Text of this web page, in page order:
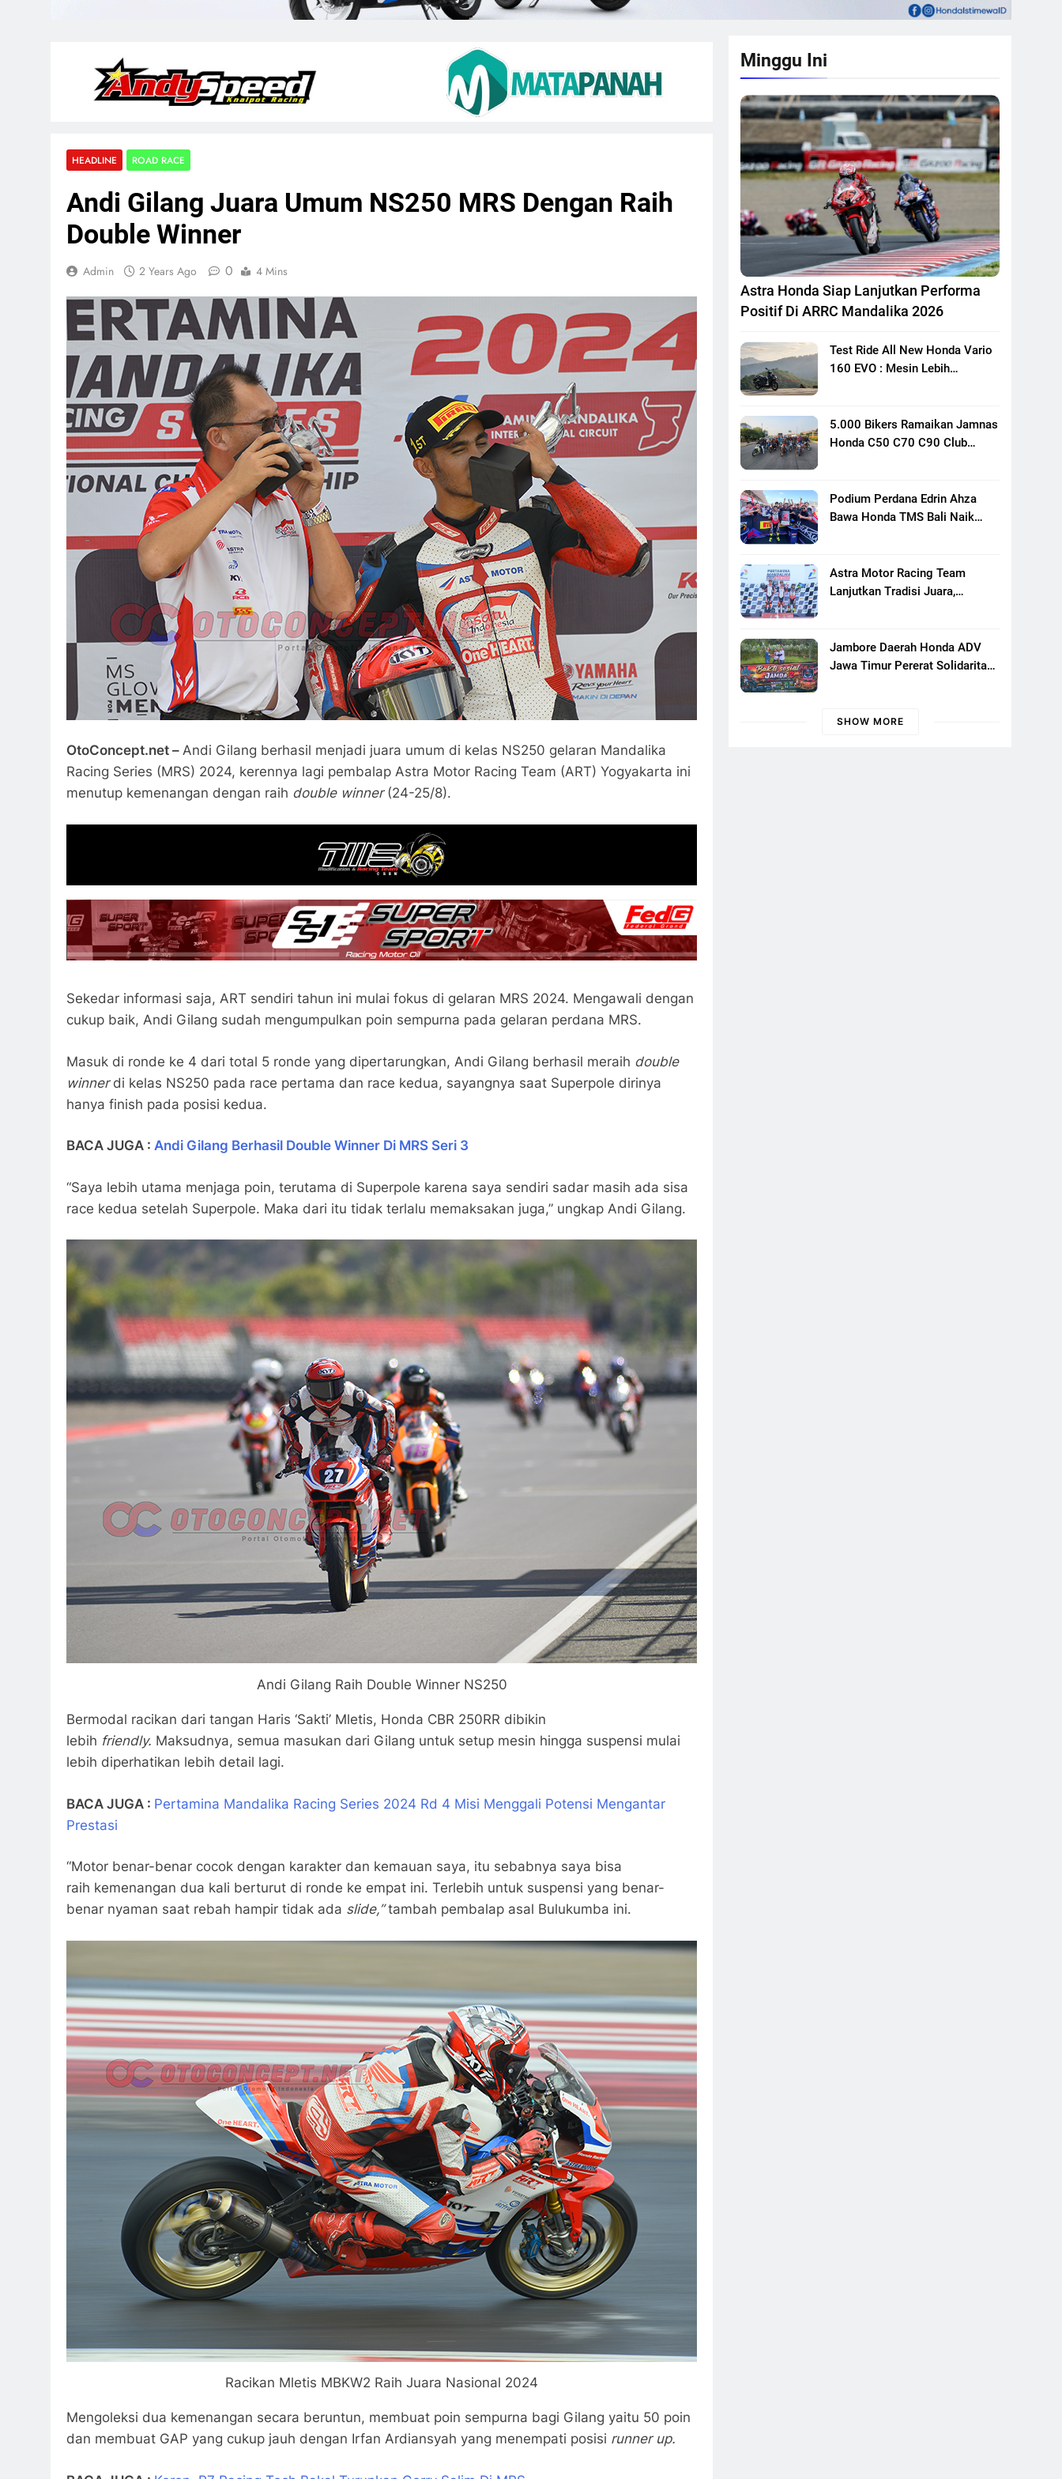
HEADLINE ROAD RACE
Andi Gilang Juara Umum NS250 MRS Dengan Raih
Double Winner
Admin 2 Years Ago 0 4 Mins
OtoConcept.net – Andi Gilang berhasil menjadi juara umum di kelas NS250 gelaran Mandalika
Racing Series (MRS) 2024, kerennya lagi pembalap Astra Motor Racing Team (ART) Yogyakarta ini
menutup kemenangan dengan raih double winner (24-25/8).
Sekedar informasi saja, ART sendiri tahun ini mulai fokus di gelaran MRS 2024. Mengawali dengan
cukup baik, Andi Gilang sudah mengumpulkan poin sempurna pada gelaran perdana MRS.
Masuk di ronde ke 4 dari total 5 ronde yang dipertarungkan, Andi Gilang berhasil meraih double
winnerdi kelas NS250 pada race pertama dan race kedua, sayangnya saat Superpole dirinya
hanya finish pada posisi kedua.
BACA JUGA : Andi Gilang Berhasil Double Winner Di MRS Seri 3
“Saya lebih utama menjaga poin, terutama di Superpole karena saya sendiri sadar masih ada sisa
race kedua setelah Superpole. Maka dari itu tidak terlalu memaksakan juga,” ungkap Andi Gilang.
Andi Gilang Raih Double Winner NS250
Bermodal racikan dari tangan Haris ‘Sakti’ Mletis, Honda CBR 250RR dibikin
lebih friendly. Maksudnya, semua masukan dari Gilang untuk setup mesin hingga suspensi mulai
lebih diperhatikan lebih detail lagi.
BACA JUGA : Pertamina Mandalika Racing Series 2024 Rd 4 Misi Menggali Potensi Mengantar
Prestasi
“Motor benar-benar cocok dengan karakter dan kemauan saya, itu sebabnya saya bisa
raih kemenangan dua kali berturut di ronde ke empat ini. Terlebih untuk suspensi yang benar-
benar nyaman saat rebah hampir tidak ada slide,”tambah pembalap asal Bulukumba ini.
Racikan Mletis MBKW2 Raih Juara Nasional 2024
Mengoleksi dua kemenangan secara beruntun, membuat poin sempurna bagi Gilang yaitu 50 poin
dan membuat GAP yang cukup jauh dengan Irfan Ardiansyah yang menempati posisi runner up.
Minggu Ini
Astra Honda Siap Lanjutkan Performa
Positif Di ARRC Mandalika 2026
Test Ride All New Honda Vario
160 EVO : Mesin Lebih
5.000 Bikers Ramaikan Jamnas
Honda C50 C70 C90 Club
Motor Klasik Honda
Podium Perdana Edrin Ahza
Bawa Honda TMS Bali Naik
Astra Motor Racing Team
Lanjutkan Tradisi Juara,
Putaran Ke 3
Jambore Daerah Honda ADV
Jawa Timur Pererat Solidaritas
Banyuwangi
SHOW MORE